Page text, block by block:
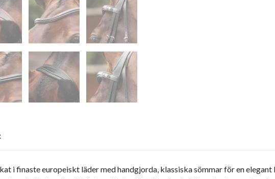
i finaste europeiskt läder med handgjorda, klassiska sömmar för en